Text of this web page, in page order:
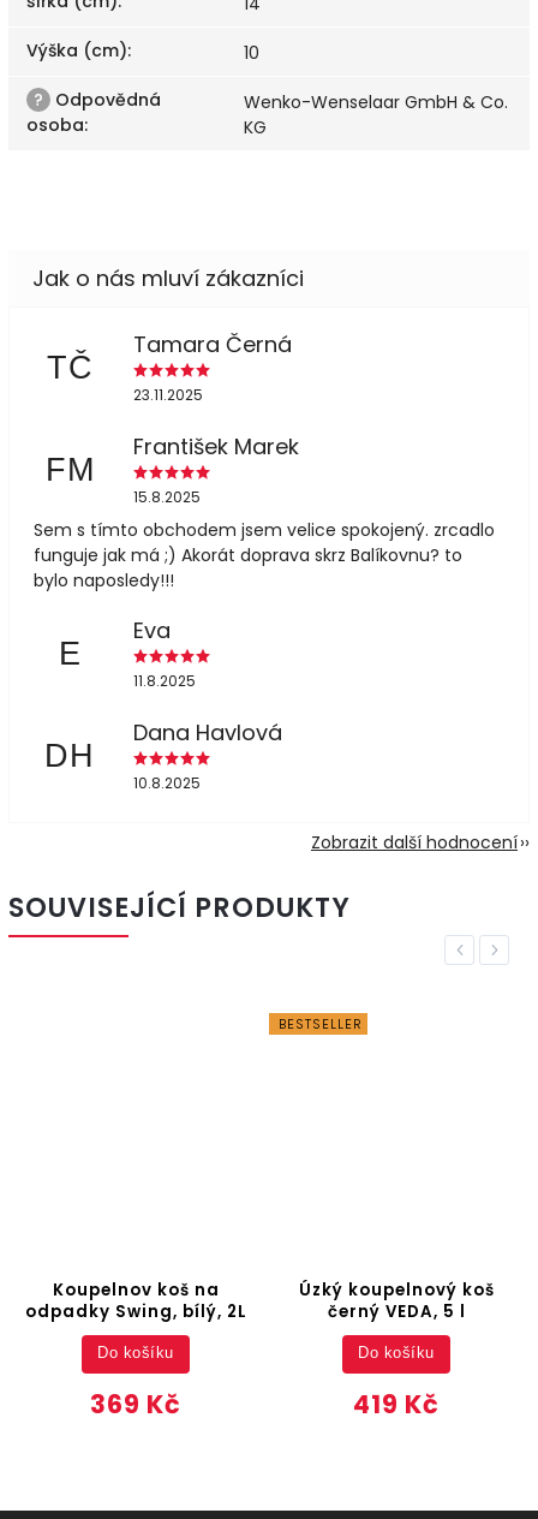
Výška (cm):
10
? Odpovědná
osoba:
Wenko-Wenselaar GmbH & Co.
KG
TČ
Tamara Černá
23.11.2025
FM
František Marek
15.8.2025
Sem s tímto obchodem jsem velice spokojený. zrcadlo
funguje jak má ;) Akorát doprava skrz Balíkovnu? to
bylo naposledy!!!
E
Eva
11.8.2025
DH
Dana Havlová
10.8.2025
Zobrazit další hodnocení
SOUVISEJÍCÍ PRODUKTY
Previous
Koupelnov koš na
odpadky Swing, bílý, 2L
369 Kč
Do košíku
BESTSELLER
Úzký koupelnový koš
černý VEDA, 5 l
419 Kč
Do košíku
Next